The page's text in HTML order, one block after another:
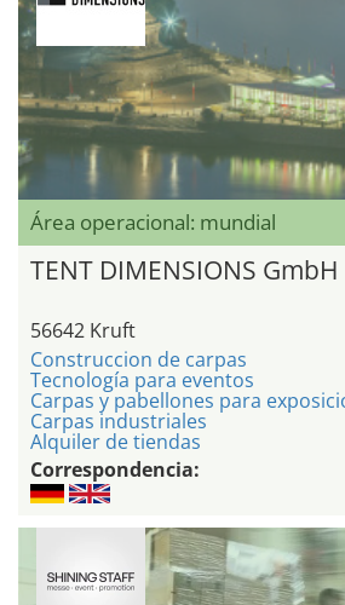
Área operacional: mundial
TENT DIMENSIONS GmbH
56642 Kruft
Construccion de carpas
Tecnología para eventos
Carpas y pabellones para
Carpas industriales
Alquiler de tiendas
Correspondencia: